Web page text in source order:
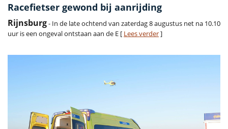
Racefietser gewond bij aanrijding
Rijnsburg- In de late ochtend van zaterdag 8 augustus net na 10.10
uur is een ongeval ontstaan aan de E [ Lees verder]